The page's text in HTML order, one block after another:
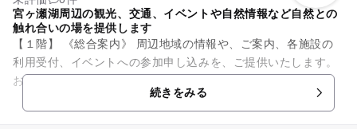
宮ヶ瀬湖周辺の観光、交通、イベントや自然情報など自然との
触れ合いの場を提供します
【１階】 《総合案内》 周辺地域の情報や、ご案内、各施設の
利用受付、イベントへの参加申し込みを、ご提供いたします。
お気軽に、お立ち寄りくださいませ。 《売店》 みやがせミー
続きをみる